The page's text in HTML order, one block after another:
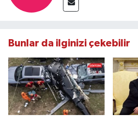
Bunlar da ilginizi çekebilir